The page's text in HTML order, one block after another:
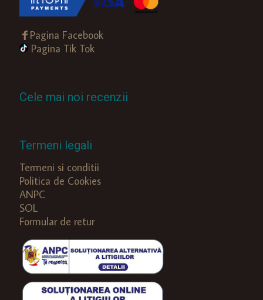
Pagina Facebook
Pagina Tik Tok
Cele mai noi recenzii
Termeni legali
Termeni si conditii
Politica de Cookies
ANPC
SOL
Formular de retur